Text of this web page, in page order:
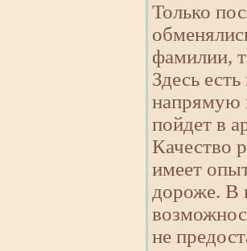
Только
фамилии,
Здесь
напрямую
пойдет в
Качество
имеет
дороже. В
не